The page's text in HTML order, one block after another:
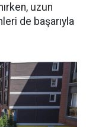
uzun
de başarıyla